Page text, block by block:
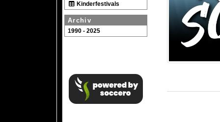
Kinderfestivals
Archiv
1990 - 2025